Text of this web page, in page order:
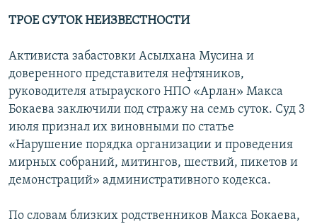
ТРОЕ СУТОК НЕИЗВЕСТНОСТИ
Активиста забастовки Асылхана Мусина и
доверенного представителя нефтяников,
руководителя атырауского НПО «Арлан» Макса
Бокаева заключили под стражу на семь суток. Суд 3
июля признал их виновными по статье
«Нарушение порядка организации и проведения
мирных собраний, митингов, шествий, пикетов и
демонстраций» административного кодекса.
По словам близких родственников Макса Бокаева,